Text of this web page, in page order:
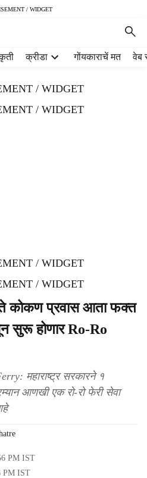
/ WIDGET
क्रीडा गोंयकाराचें मत वेब
/ WIDGET
/ WIDGET
/ WIDGET
/ WIDGET
ते कोकण प्रवास आता फक्त
सुरू होणार Ro-Ro
महाराष्ट्र सरकारने १
आणखी एक रो-रो फेरी सेवा
PM IST
PM IST